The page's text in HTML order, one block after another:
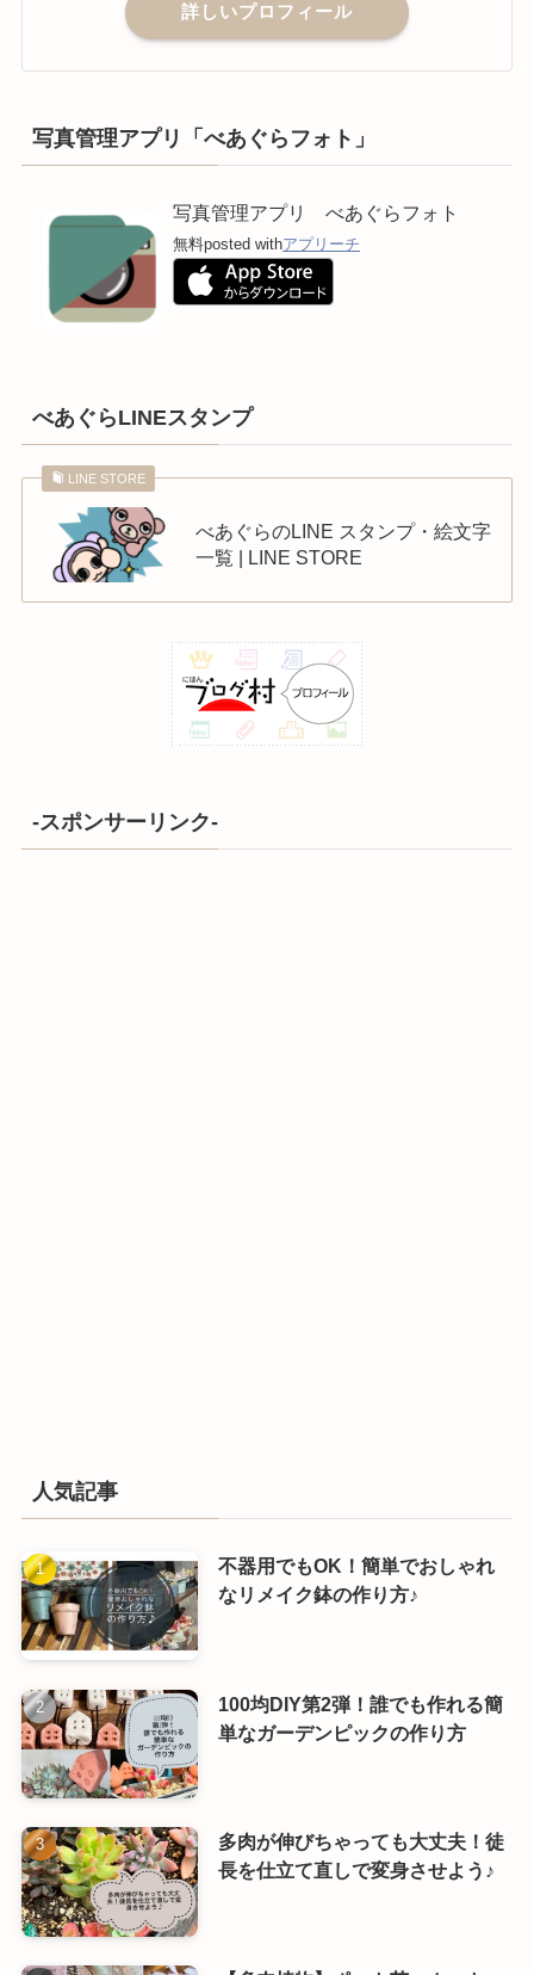
詳しいプロフィール
写真管理アプリ「べあぐらフォト」
写真管理アプリ べあぐらフォト
無料posted withアプリーチ
べあぐらLINEスタンプ
LINE STORE
べあぐらのLINE スタンプ・絵文字
一覧 | LINE STORE
-スポンサーリンク-
人気記事
不器用でもOK！簡単でおしゃれ
なリメイク鉢の作り方♪
100均DIY第2弾！誰でも作れる簡
単なガーデンピックの作り方
多肉が伸びちゃっても大丈夫！徒
長を仕立て直しで変身させよう♪